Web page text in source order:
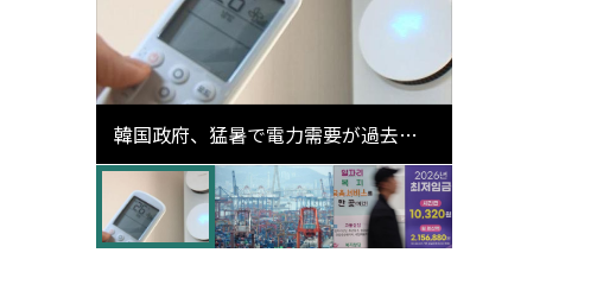
韓国政府、猛暑で電力需要が過去最
高更新の可能性に需給対応体制を点
検